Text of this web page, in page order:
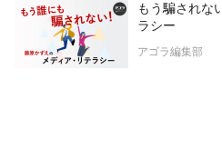
もう騙されな
ラシー
アゴラ編集部